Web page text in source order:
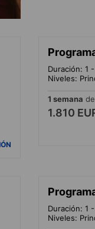
Duración: 1
Niveles:
1 semana
1.810
Duración: 1
Niveles: